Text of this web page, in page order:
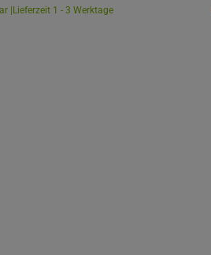
| Lieferzeit 1 - 3 Werktage